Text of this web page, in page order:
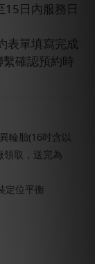
15日內服務日
表單填寫完成
確認預約時
輪胎(16吋含以
領取，送完為
定位平衡